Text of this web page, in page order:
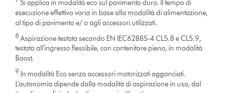
Si applica in modalità eco sul pavimento duro. Il tempo di
esecuzione effettivo varia in base alla modalità di alimentazione,
al tipo di pavimento e/ o agli accessori utilizzati.
8 Aspirazione testata secondo EN IEC62885-4 CL5.8 e CL5.9,
testata all'ingresso flessibile, con contenitore pieno, in modalità
Boost.
9 In modalità Eco senza accessori motorizzati agganciati.
L'autonomia dipende dalla modalità di aspirazione in uso, dal